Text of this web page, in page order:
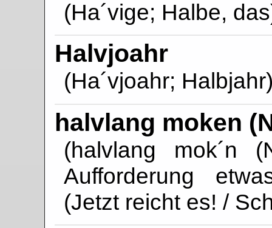
(Ha´vige; Halbe,
Halvjoahr
(Ha´vjoahr;
halvlang moken
(halvlang mok´n
Aufforderung
(Jetzt reicht es! /